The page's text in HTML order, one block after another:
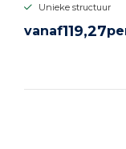
Unieke structuur
vanaf119,27